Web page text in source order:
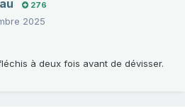
276
2025
à deux fois avant de dévisser.